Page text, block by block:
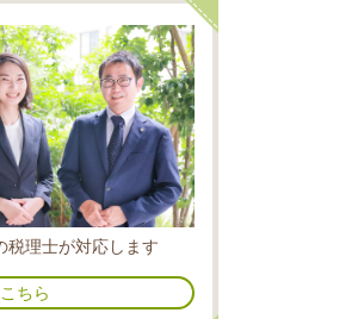
税理士が対応します
ちら